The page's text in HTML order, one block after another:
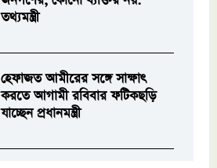
তথ্যমন্ত্রী
হেফাজত আমীরের সঙ্গে সাক্ষাৎ
করতে আগামী রবিবার ফটিকছড়ি
যাচ্ছেন প্রধানমন্ত্রী